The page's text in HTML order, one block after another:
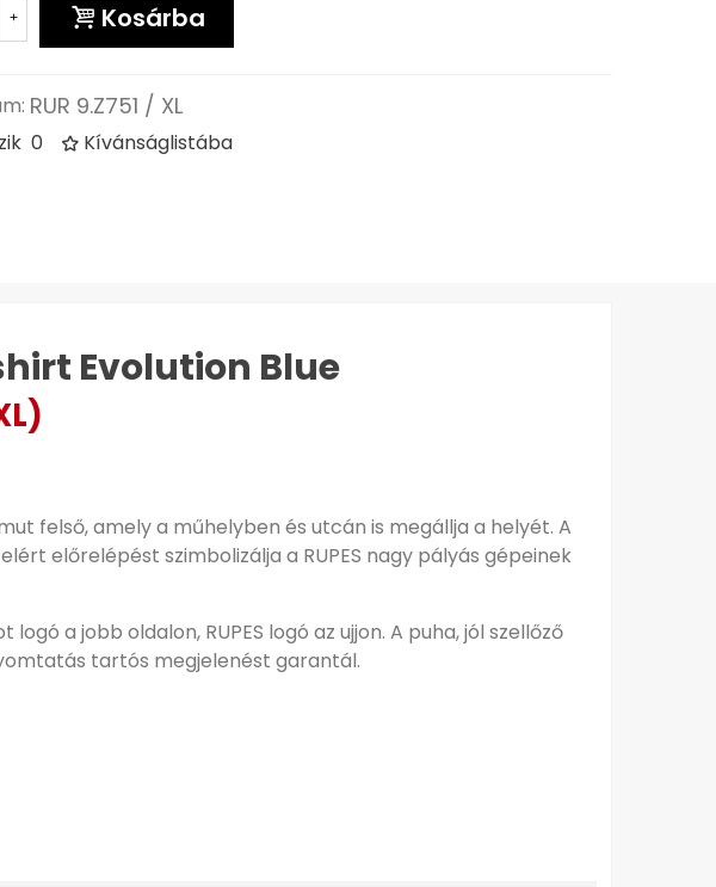
+ Kosárba
RUR 9.Z751 / XL
0 Kívánságlistába
Evolution Blue
felső, amely a műhelyben és utcán is megállja a helyét. A
előrelépést szimbolizálja a RUPES nagy pályás gépeinek
a jobb oldalon, RUPES logó az ujjon. A puha, jól szellőző
tartós megjelenést garantál.